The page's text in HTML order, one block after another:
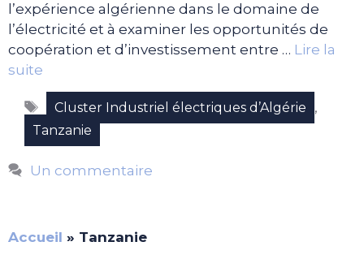
l’expérience algérienne dans le domaine de
l’électricité et à examiner les opportunités de
coopération et d’investissement entre … Lire la
suite
Étiquettes
Cluster Industriel électriques d’Algérie ,
Tanzanie
Un commentaire
Accueil » Tanzanie